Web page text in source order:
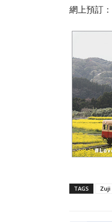
網上預訂：
TAGS Zuji